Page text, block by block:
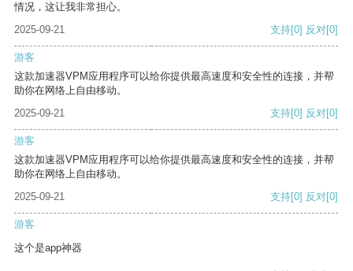
情况，这让我非常担心。
2025-09-21
支持[0] 反对[0]
游客
这款加速器VPM应用程序可以给你提供最高速度和安全性的连接，并帮
助你在网络上自由移动。
2025-09-21
支持[0] 反对[0]
游客
这款加速器VPM应用程序可以给你提供最高速度和安全性的连接，并帮
助你在网络上自由移动。
2025-09-21
支持[0] 反对[0]
游客
这个是app神器